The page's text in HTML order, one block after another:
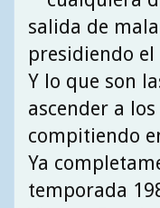
salida de
presidiendo
Y lo que son
ascender a
compitiendo
Ya
temporada